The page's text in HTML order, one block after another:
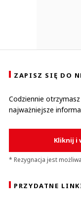
ZAPISZ SIĘ DO
Codziennie
najważniejsze
Kliknij i
* Rezygnacja jest
PRZYDATNE